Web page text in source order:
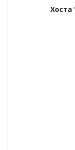
Хоста